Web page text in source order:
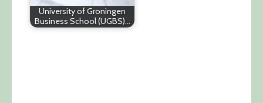
University of Groningen
Business School (UGBS)…